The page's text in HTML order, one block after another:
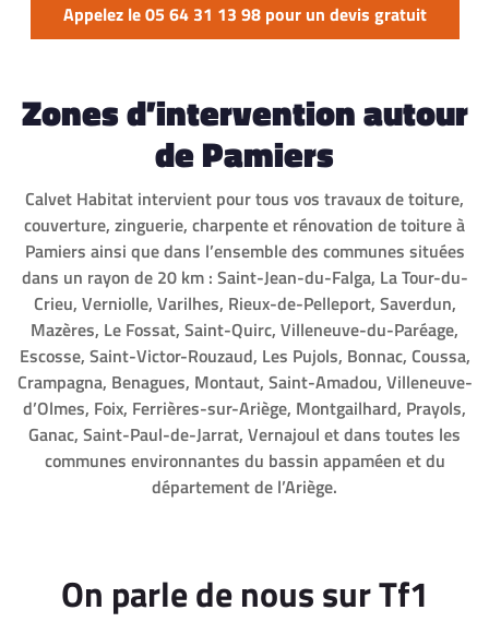
Appelez le 05 64 31 13 98 pour un devis gratuit
Zones d’intervention autour
de Pamiers
Calvet Habitat intervient pour tous vos travaux de toiture,
couverture, zinguerie, charpente et rénovation de toiture à
Pamiers ainsi que dans l’ensemble des communes situées
dans un rayon de 20 km : Saint-Jean-du-Falga, La Tour-du-
Crieu, Verniolle, Varilhes, Rieux-de-Pelleport, Saverdun,
Mazères, Le Fossat, Saint-Quirc, Villeneuve-du-Paréage,
Escosse, Saint-Victor-Rouzaud, Les Pujols, Bonnac, Coussa,
Crampagna, Benagues, Montaut, Saint-Amadou, Villeneuve-
d’Olmes, Foix, Ferrières-sur-Ariège, Montgailhard, Prayols,
Ganac, Saint-Paul-de-Jarrat, Vernajoul et dans toutes les
communes environnantes du bassin appaméen et du
département de l’Ariège.
On parle de nous sur Tf1